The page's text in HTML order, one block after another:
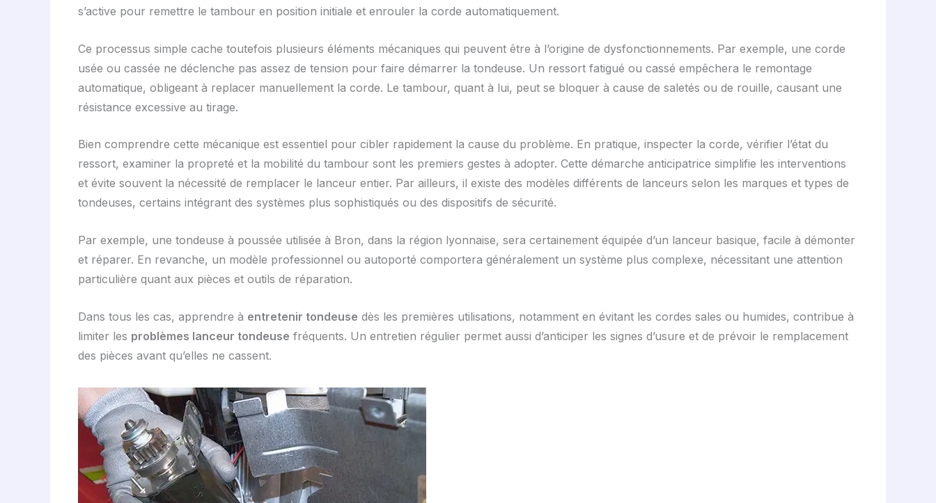
s’active pour remettre le tambour en position initiale et enrouler la corde automatiquement.
Ce processus simple cache toutefois plusieurs éléments mécaniques qui peuvent être à l’origine de dysfonctionnements. Par exemple, une corde
usée ou cassée ne déclenche pas assez de tension pour faire démarrer la tondeuse. Un ressort fatigué ou cassé empêchera le remontage
automatique, obligeant à replacer manuellement la corde. Le tambour, quant à lui, peut se bloquer à cause de saletés ou de rouille, causant une
résistance excessive au tirage.
Bien comprendre cette mécanique est essentiel pour cibler rapidement la cause du problème. En pratique, inspecter la corde, vérifier l’état du
ressort, examiner la propreté et la mobilité du tambour sont les premiers gestes à adopter. Cette démarche anticipatrice simplifie les interventions
et évite souvent la nécessité de remplacer le lanceur entier. Par ailleurs, il existe des modèles différents de lanceurs selon les marques et types de
tondeuses, certains intégrant des systèmes plus sophistiqués ou des dispositifs de sécurité.
Par exemple, une tondeuse à poussée utilisée à Bron, dans la région lyonnaise, sera certainement équipée d’un lanceur basique, facile à démonter
et réparer. En revanche, un modèle professionnel ou autoporté comportera généralement un système plus complexe, nécessitant une attention
particulière quant aux pièces et outils de réparation.
Dans tous les cas, apprendre à entretenir tondeuse dès les premières utilisations, notamment en évitant les cordes sales ou humides, contribue à
limiter les problèmes lanceur tondeuse fréquents. Un entretien régulier permet aussi d’anticiper les signes d’usure et de prévoir le remplacement
des pièces avant qu’elles ne cassent.